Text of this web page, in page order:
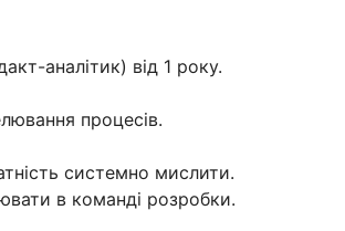
аналітик) від 1 року.
процесів.
системно мислити.
в команді розробки.